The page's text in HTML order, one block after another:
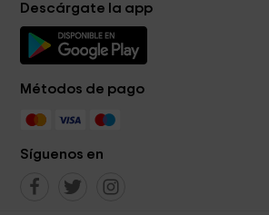
Descárgate la app
Métodos de pago
Síguenos en